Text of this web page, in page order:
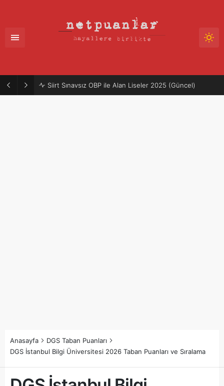
Siirt Sınavsız OBP ile Alan Liseler 2025 (Güncel)
Anasayfa
DGS Taban Puanları
DGS İstanbul Bilgi Üniversitesi 2026 Taban Puanları ve Sıralama